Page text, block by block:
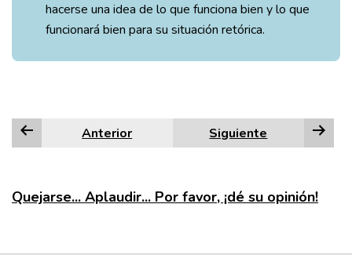
hacerse una idea de lo que funciona bien y lo que
funcionará bien para su situación retórica.
Anterior Siguiente
Quejarse... Aplaudir... Por favor, ¡dé su opinión!